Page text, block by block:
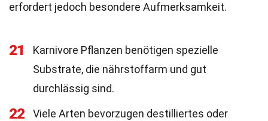
erfordert jedoch besondere Aufmerksamkeit.
21
Karnivore Pflanzen benötigen spezielle
Substrate, die nährstoffarm und gut
durchlässig sind.
22 Viele Arten bevorzugen destilliertes oder